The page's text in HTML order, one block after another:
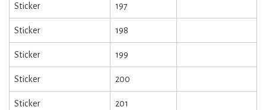
Sticker 197
Sticker 198
Sticker 199
Sticker 200
Sticker 201